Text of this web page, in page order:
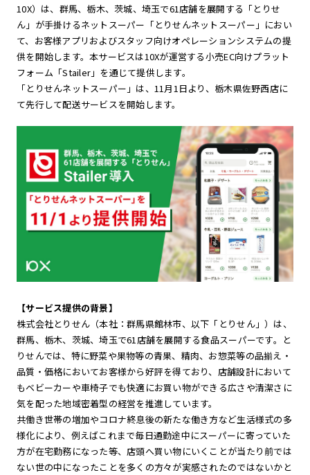
10X）は、群馬、栃木、茨城、埼玉で61店舗を展開する「とりせ
ん」が手掛けるネットスーパー「とりせんネットスーパー」におい
て、お客様アプリおよびスタッフ向けオペレーションシステムの提
供を開始します。本サービスは10Xが運営する小売EC向けプラット
フォーム「Stailer」を通じて提供します。
「とりせんネットスーパー」は、11月1日より、栃木県佐野西店に
て先行して配送サービスを開始します。
【サービス提供の背景】
株式会社とりせん（本社：群馬県館林市、以下「とりせん」）は、
群馬、栃木、茨城、埼玉で61店舗を展開する食品スーパーです。と
りせんでは、特に野菜や果物等の青果、精肉、お惣菜等の品揃え・
品質・価格においてお客様から好評を得ており、店舗設計において
もベビーカーや車椅子でも快適にお買い物ができる広さや清潔さに
気を配った地域密着型の経営を推進しています。
共働き世帯の増加やコロナ終息後の新たな働き方など生活様式の多
様化により、例えばこれまで毎日通勤途中にスーパーに寄っていた
方が在宅勤務になった等、店頭へ買い物にいくことが当たり前では
ない世の中になったことを多くの方々が実感されたのではないかと